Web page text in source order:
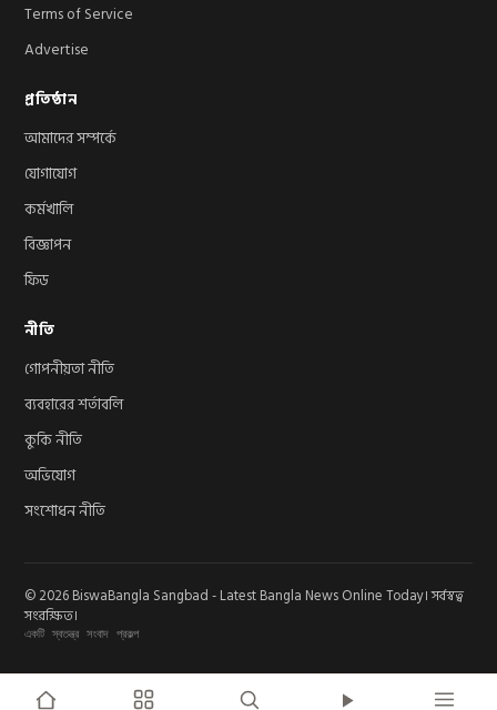
Terms of Service
Advertise
প্রতিষ্ঠান
আমাদের সম্পর্কে
যোগাযোগ
কর্মখালি
বিজ্ঞাপন
ফিড
নীতি
গোপনীয়তা নীতি
ব্যবহারের শর্তাবলি
কুকি নীতি
অভিযোগ
সংশোধন নীতি
© 2026 BiswaBangla Sangbad - Latest Bangla News Online Today। সর্বস্বত্ব
সংরক্ষিত।
একটি স্বতন্ত্র সংবাদ প্রকল্প